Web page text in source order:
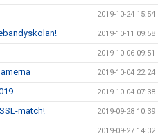
2019-10-24 15:54
2019-10-11 09:58
2019-10-06 09:51
2019-10-04 22:24
2019-10-04 07:38
match! 2019-09-28 10:39
2019-09-27 14:32